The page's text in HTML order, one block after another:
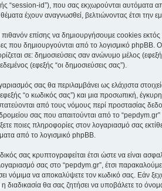
“session-id”), που σας εκχωρούνται αυτόματα
έχουν αναγνωσθεί, βελτιώνοντας έτσι την
πιθανόν επίσης να δημιουργήσουμε cookies
που δημιουργούνται από το λογισμικό phpBB.
σε: δημοσιεύσεις σαν ανώνυμο μέλος
(εφεξής “οι δημοσιεύσεις σας”).
σας θα περιλαμβάνει ως ελάχιστα
“ο κωδικός σας”) και μια προσωπική,
από τους νόμους περί προστασίας
σας που απαιτούνται από το “pepdym.gr”
ποιες πληροφορίες στον λογαριασμό σας
από το λογισμικό phpBB.
σας κρυπτογραφείται έτσι ώστε να είναι
σας στο “pepdym.gr”, έτσι
νόμιμα να αποκαλύψετε τον κωδικό σας. Εάν
διαδικασία θα σας ζητήσει να υποβάλετε το